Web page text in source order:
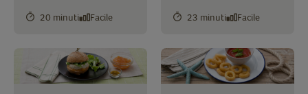
20 minuti Facile 23 minuti Facile